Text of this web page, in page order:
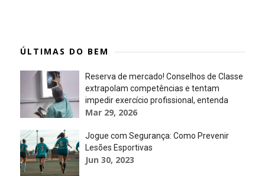
ÚLTIMAS DO BEM
Reserva de mercado! Conselhos de Classe
extrapolam competências e tentam
impedir exercício profissional, entenda
Mar 29, 2026
Jogue com Segurança: Como Prevenir
Lesões Esportivas
Jun 30, 2023